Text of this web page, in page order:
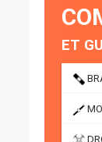
ET